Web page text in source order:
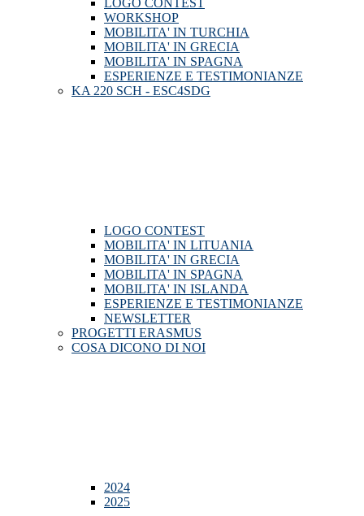
LOGO CONTEST
WORKSHOP
MOBILITA' IN TURCHIA
MOBILITA' IN GRECIA
MOBILITA' IN SPAGNA
ESPERIENZE E TESTIMONIANZE
KA 220 SCH - ESC4SDG
LOGO CONTEST
MOBILITA' IN LITUANIA
MOBILITA' IN GRECIA
MOBILITA' IN SPAGNA
MOBILITA' IN ISLANDA
ESPERIENZE E TESTIMONIANZE
NEWSLETTER
PROGETTI ERASMUS
COSA DICONO DI NOI
2024
2025